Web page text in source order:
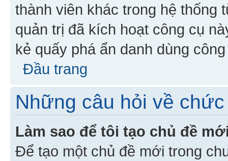
thành viên khác trong hệ thống
quản trị đã kích hoạt công cụ
kẻ quấy phá ẩn danh dùng
Đầu trang
Những câu hỏi về
Làm sao để tôi tạo chủ đề
Để tạo một chủ đề mới trong